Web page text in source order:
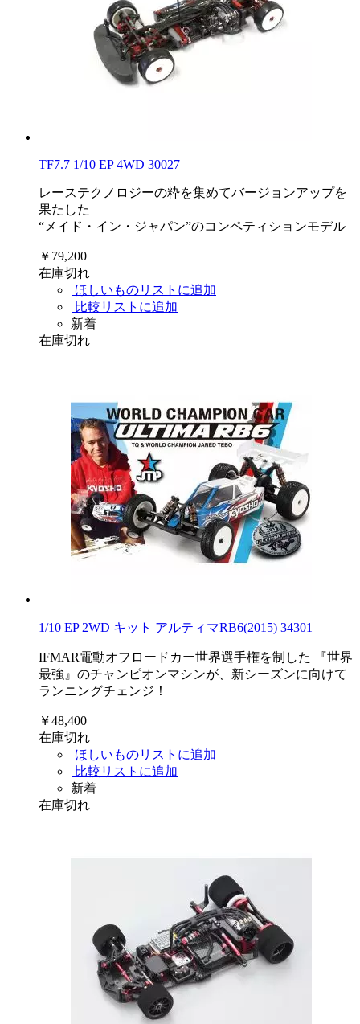
TF7.7 1/10 EP 4WD 30027
レーステクノロジーの粋を集めてバージョンアップを
果たした
“メイド・イン・ジャパン”のコンペティションモデル
￥79,200
在庫切れ
ほしいものリストに追加
比較リストに追加
新着
在庫切れ
1/10 EP 2WD キット アルティマRB6(2015) 34301
IFMAR電動オフロードカー世界選手権を制した 『世界
最強』のチャンピオンマシンが、新シーズンに向けて
ランニングチェンジ！
￥48,400
在庫切れ
ほしいものリストに追加
比較リストに追加
新着
在庫切れ